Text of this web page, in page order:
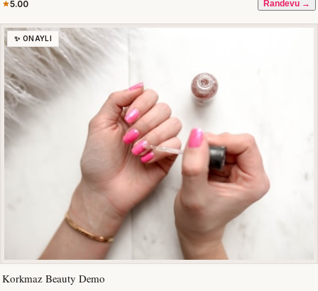
5.00 Randevu →
✨ ONAYLI
Korkmaz Beauty Demo